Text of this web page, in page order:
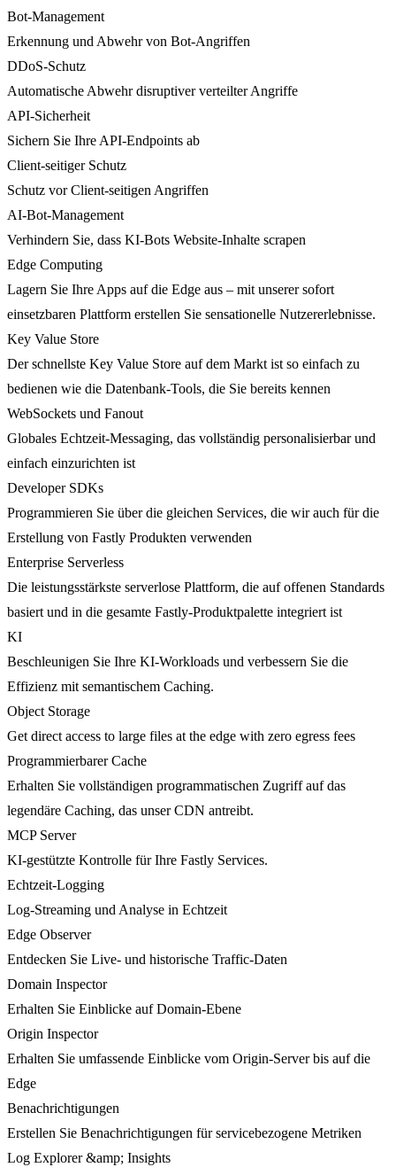
Bot-Management
Erkennung und Abwehr von Bot-Angriffen
DDoS-Schutz
Automatische Abwehr disruptiver verteilter Angriffe
API-Sicherheit
Sichern Sie Ihre API-Endpoints ab
Client-seitiger Schutz
Schutz vor Client-seitigen Angriffen
AI-Bot-Management
Verhindern Sie, dass KI-Bots Website-Inhalte scrapen
Edge Computing
Lagern Sie Ihre Apps auf die Edge aus – mit unserer sofort
einsetzbaren Plattform erstellen Sie sensationelle Nutzererlebnisse.
Key Value Store
Der schnellste Key Value Store auf dem Markt ist so einfach zu
bedienen wie die Datenbank-Tools, die Sie bereits kennen
WebSockets und Fanout
Globales Echtzeit-Messaging, das vollständig personalisierbar und
einfach einzurichten ist
Developer SDKs
Programmieren Sie über die gleichen Services, die wir auch für die
Erstellung von Fastly Produkten verwenden
Enterprise Serverless
Die leistungsstärkste serverlose Plattform, die auf offenen Standards
basiert und in die gesamte Fastly-Produktpalette integriert ist
KI
Beschleunigen Sie Ihre KI-Workloads und verbessern Sie die
Effizienz mit semantischem Caching.
Object Storage
Get direct access to large files at the edge with zero egress fees
Programmierbarer Cache
Erhalten Sie vollständigen programmatischen Zugriff auf das
legendäre Caching, das unser CDN antreibt.
MCP Server
KI-gestützte Kontrolle für Ihre Fastly Services.
Echtzeit-Logging
Log-Streaming und Analyse in Echtzeit
Edge Observer
Entdecken Sie Live- und historische Traffic-Daten
Domain Inspector
Erhalten Sie Einblicke auf Domain-Ebene
Origin Inspector
Erhalten Sie umfassende Einblicke vom Origin-Server bis auf die
Edge
Benachrichtigungen
Erstellen Sie Benachrichtigungen für servicebezogene Metriken
Log Explorer &amp; Insights